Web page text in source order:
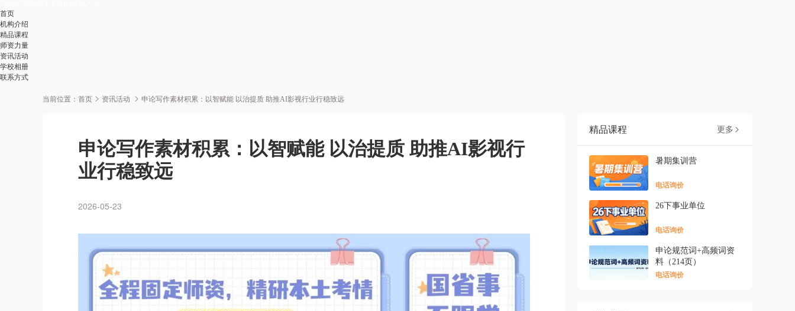
首页
机构介绍
精品课程
师资力量
资讯活动
学校相册
联系方式
当前位置： 首页 资讯活动 申论写作素材积累：以智赋能 以治提质 助推AI影视行业行稳致远
申论写作素材积累：以智赋能 以治提质 助推AI影视行
业行稳致远
2026-05-23
精品课程 更多 
暑期集训营
电话询价
26下事业单位
电话询价
申论规范词+高频词资
料（214页）
电话询价